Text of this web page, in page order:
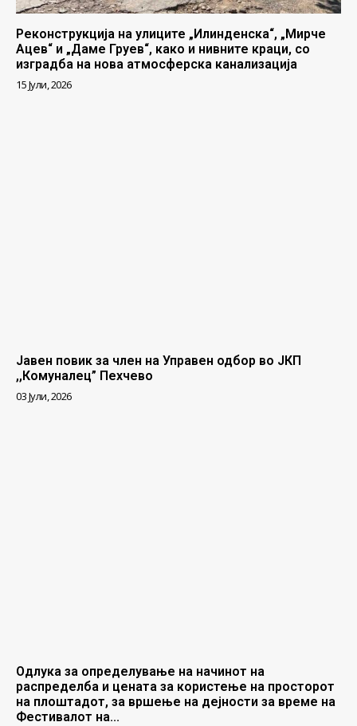
Реконструкција на улиците „Илинденска“, „Мирче
Ацев“ и „Даме Груев“, како и нивните краци, со
изградба на нова атмосферска канализација
15 Јули, 2026
Јавен повик за член на Управен одбор во ЈКП
,,Комуналец” Пехчево
03 Јули, 2026
Одлука за определување на начинот на
распределба и цената за користење на просторот
на плоштадот, за вршење на дејности за време на
Фестивалот на...